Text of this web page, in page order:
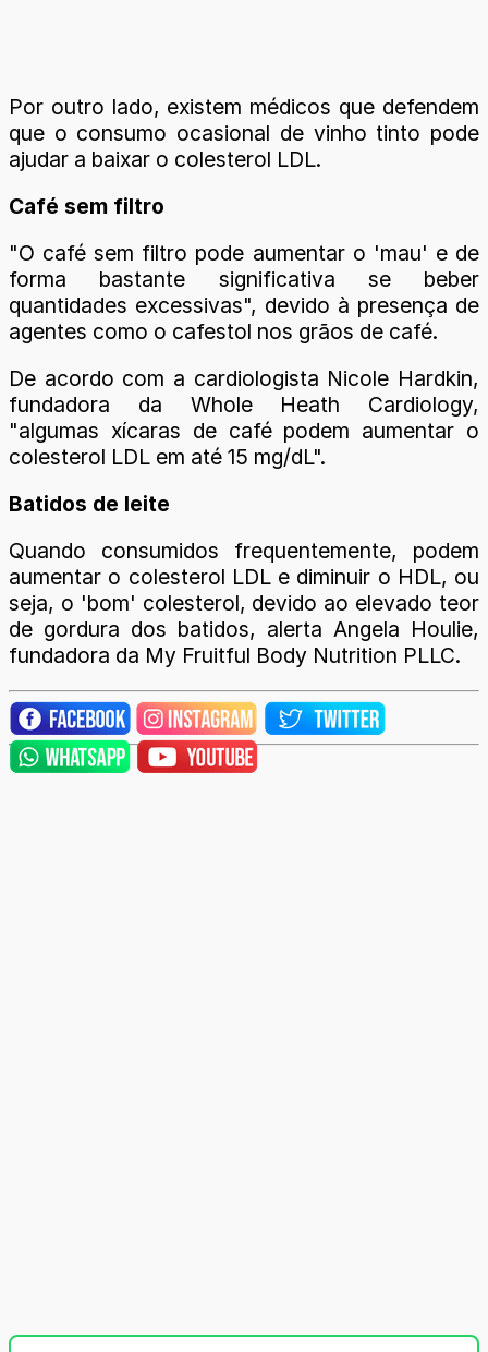
Por outro lado, existem médicos que defendem
que o consumo ocasional de vinho tinto pode
ajudar a baixar o colesterol LDL.
Café sem filtro
"O café sem filtro pode aumentar o 'mau' e de
forma bastante significativa se beber
quantidades excessivas", devido à presença de
agentes como o cafestol nos grãos de café.
De acordo com a cardiologista Nicole Hardkin,
fundadora da Whole Heath Cardiology,
"algumas xícaras de café podem aumentar o
colesterol LDL em até 15 mg/dL".
Batidos de leite
Quando consumidos frequentemente, podem
aumentar o colesterol LDL e diminuir o HDL, ou
seja, o 'bom' colesterol, devido ao elevado teor
de gordura dos batidos, alerta Angela Houlie,
fundadora da My Fruitful Body Nutrition PLLC.